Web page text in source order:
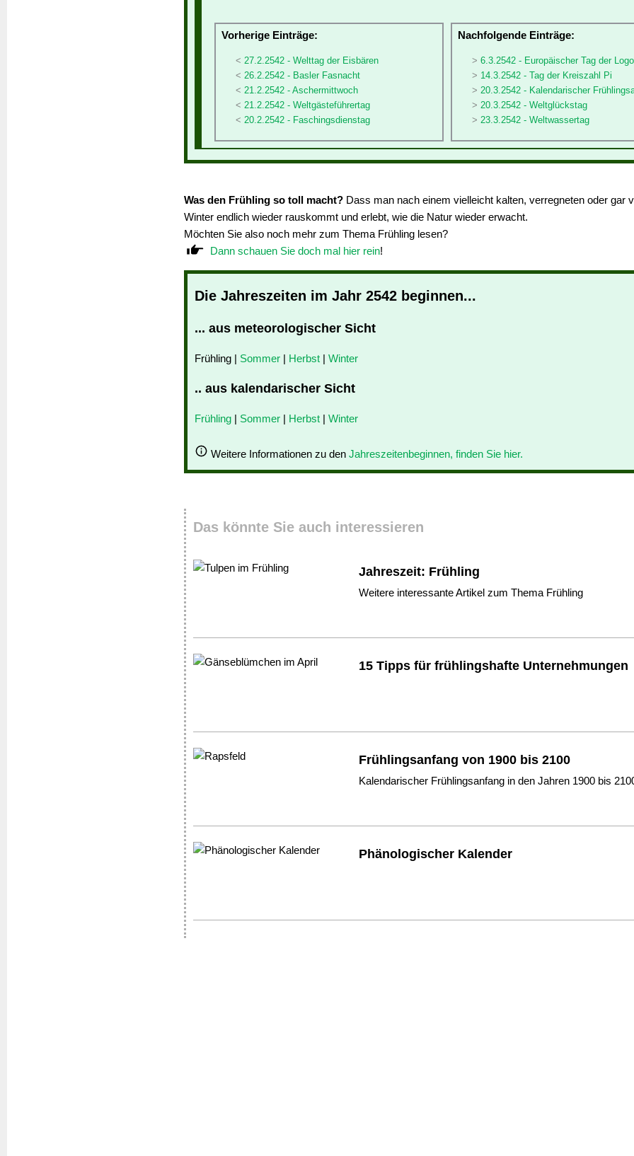
Vorherige Einträge:
27.2.2542 - Welttag der Eisbären
26.2.2542 - Basler Fasnacht
21.2.2542 - Aschermittwoch
21.2.2542 - Weltgästeführertag
20.2.2542 - Faschingsdienstag
Nachfolgende Einträge:
6.3.2542 - Europäischer Tag der
14.3.2542 - Tag der Kreiszahl Pi
20.3.2542 - Kalendarischer
20.3.2542 - Weltglückstag
23.3.2542 - Weltwassertag
Was den Frühling so toll macht? Dass man nach einem vielleicht kalten, verregneten oder gar
Winter endlich wieder rauskommt und erlebt, wie die Natur wieder erwacht.
Möchten Sie also noch mehr zum Thema Frühling lesen?
Dann schauen Sie doch mal hier rein!
Die Jahreszeiten im Jahr 2542 beginnen...
... aus meteorologischer Sicht
Frühling | Sommer | Herbst | Winter
.. aus kalendarischer Sicht
Frühling | Sommer | Herbst | Winter
Weitere Informationen zu den Jahreszeitenbeginnen, finden Sie hier.
Das könnte Sie auch interessieren
Jahreszeit: Frühling
Weitere interessante Artikel zum Thema Frühling
15 Tipps für frühlingshafte Unternehmungen
Frühlingsanfang von 1900 bis 2100
Kalendarischer Frühlingsanfang in den Jahren 1900 bis
Phänologischer Kalender